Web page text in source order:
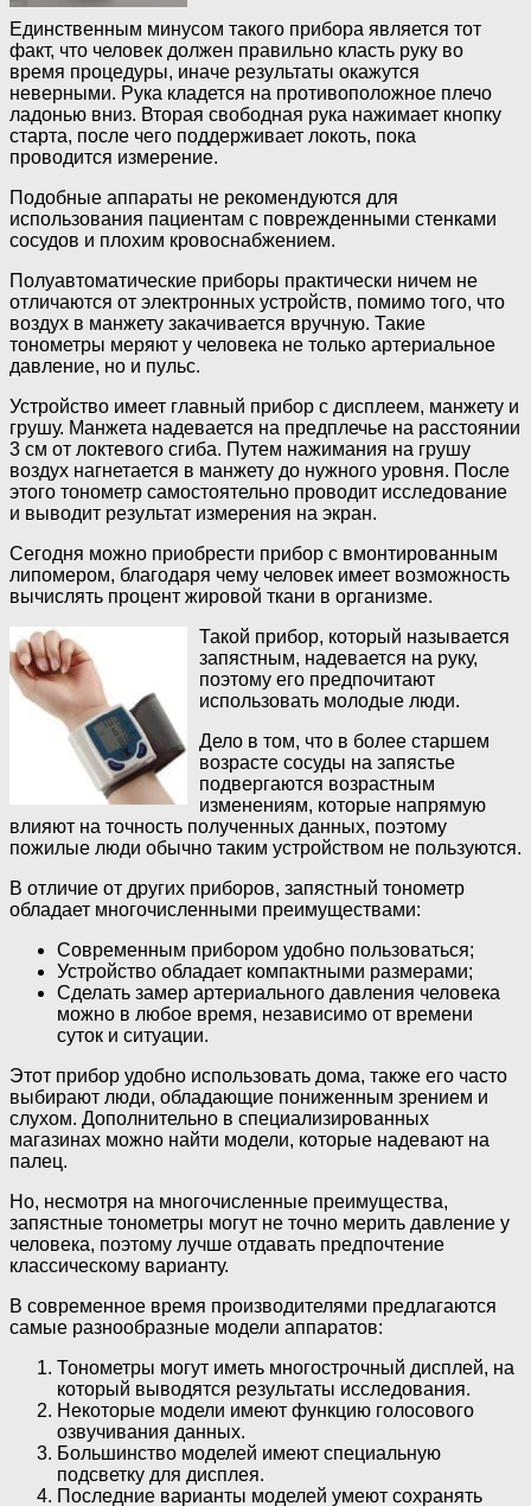
Единственным минусом такого прибора является тот
факт, что человек должен правильно класть руку во
время процедуры, иначе результаты окажутся
неверными. Рука кладется на противоположное плечо
ладонью вниз. Вторая свободная рука нажимает кнопку
старта, после чего поддерживает локоть, пока
проводится измерение.
Подобные аппараты не рекомендуются для
использования пациентам с поврежденными стенками
сосудов и плохим кровоснабжением.
Полуавтоматические приборы практически ничем не
отличаются от электронных устройств, помимо того, что
воздух в манжету закачивается вручную. Такие
тонометры меряют у человека не только артериальное
давление, но и пульс.
Устройство имеет главный прибор с дисплеем, манжету и
грушу. Манжета надевается на предплечье на расстоянии
3 см от локтевого сгиба. Путем нажимания на грушу
воздух нагнетается в манжету до нужного уровня. После
этого тонометр самостоятельно проводит исследование
и выводит результат измерения на экран.
Сегодня можно приобрести прибор с вмонтированным
липомером, благодаря чему человек имеет возможность
вычислять процент жировой ткани в организме.
Такой прибор, который называется
запястным, надевается на руку,
поэтому его предпочитают
использовать молодые люди.
Дело в том, что в более старшем
возрасте сосуды на запястье
подвергаются возрастным
изменениям, которые напрямую
влияют на точность полученных данных, поэтому
пожилые люди обычно таким устройством не пользуются.
В отличие от других приборов, запястный тонометр
обладает многочисленными преимуществами:
Современным прибором удобно пользоваться;
Устройство обладает компактными размерами;
Сделать замер артериального давления человека
можно в любое время, независимо от времени
суток и ситуации.
Этот прибор удобно использовать дома, также его часто
выбирают люди, обладающие пониженным зрением и
слухом. Дополнительно в специализированных
магазинах можно найти модели, которые надевают на
палец.
Но, несмотря на многочисленные преимущества,
запястные тонометры могут не точно мерить давление у
человека, поэтому лучше отдавать предпочтение
классическому варианту.
В современное время производителями предлагаются
самые разнообразные модели аппаратов:
Тонометры могут иметь многострочный дисплей, на
который выводятся результаты исследования.
Некоторые модели имеют функцию голосового
озвучивания данных.
Большинство моделей имеют специальную
подсветку для дисплея.
Последние варианты моделей умеют сохранять